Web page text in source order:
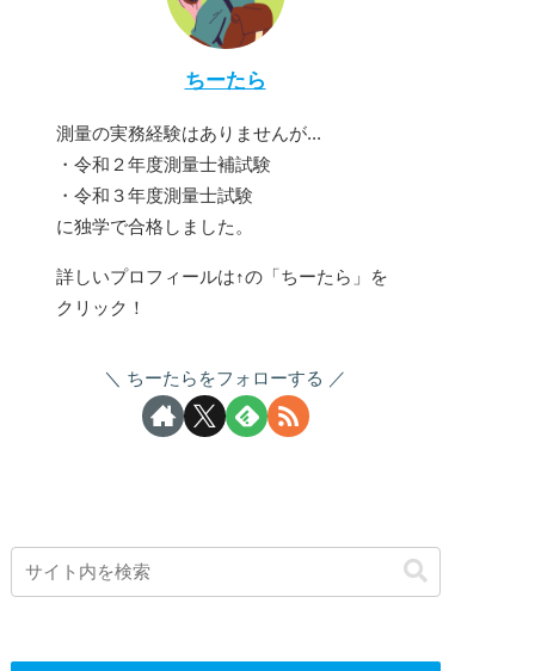
ちーたら
測量の実務経験はありませんが...
・令和２年度測量士補試験
・令和３年度測量士試験
に独学で合格しました。
詳しいプロフィールは↑の「ちーたら」を
クリック！
ちーたらをフォローする